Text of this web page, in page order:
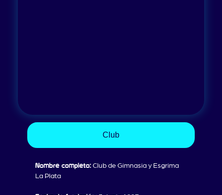
Club
Nombre completo: Club de Gimnasia y Esgrima
La Plata